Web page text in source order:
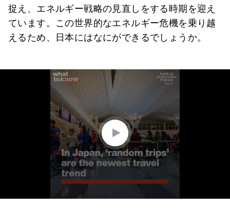
捉え、エネルギー戦略の見直しをする時期を迎え
ています。この世界的なエネルギー危機を乗り越
えるため、日本にはなにができるでしょうか。